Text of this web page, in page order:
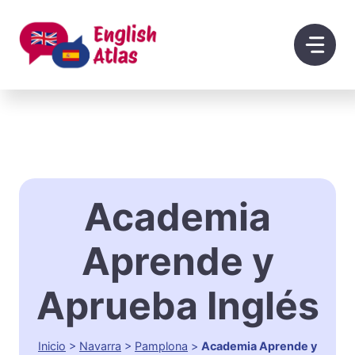
contenido
Academia
Aprende y
Aprueba Inglés
Inicio > Navarra > Pamplona > Academia Aprende y